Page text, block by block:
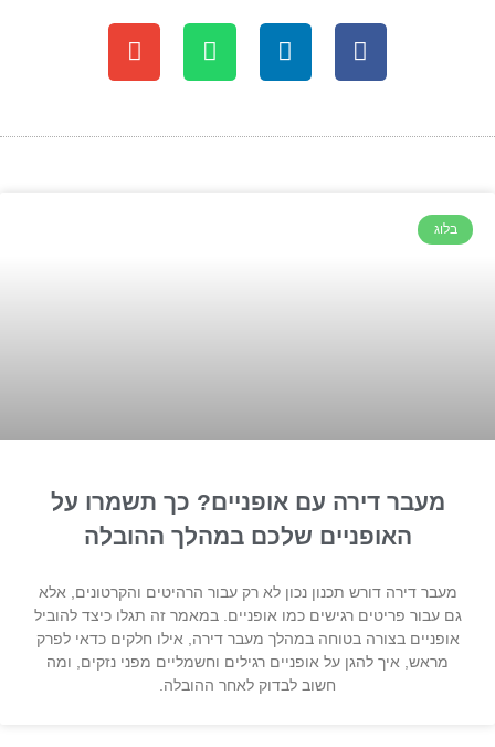
בלוג
מעבר דירה עם אופניים? כך תשמרו על
האופניים שלכם במהלך ההובלה
מעבר דירה דורש תכנון נכון לא רק עבור הרהיטים והקרטונים, אלא
גם עבור פריטים רגישים כמו אופניים. במאמר זה תגלו כיצד להוביל
אופניים בצורה בטוחה במהלך מעבר דירה, אילו חלקים כדאי לפרק
מראש, איך להגן על אופניים רגילים וחשמליים מפני נזקים, ומה
חשוב לבדוק לאחר ההובלה.